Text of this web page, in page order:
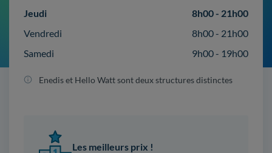
Jeudi
8h00 - 21h00
Vendredi
8h00 - 21h00
Samedi
9h00 - 19h00
Enedis et Hello Watt sont deux structures distinctes
Les meilleurs prix !